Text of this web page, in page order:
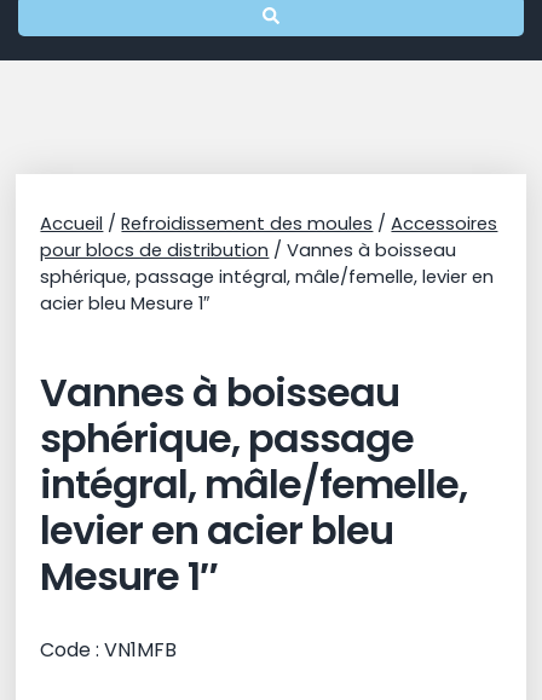
Accueil /Refroidissement des moules /Accessoires
pour blocs de distribution / Vannes à boisseau
sphérique, passage intégral, mâle/femelle, levier en
acier bleu Mesure 1″
Vannes à boisseau
sphérique, passage
intégral, mâle/femelle,
levier en acier bleu
Mesure 1″
Code : VN1MFB